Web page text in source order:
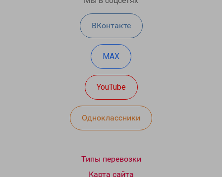
ВКонтакте
MAX
YouTube
Одноклассники
Типы перевозки
Карта сайта